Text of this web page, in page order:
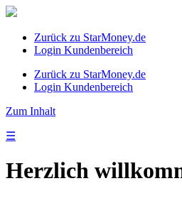
Zurück zu StarMoney.de
Login Kundenbereich
Zurück zu StarMoney.de
Login Kundenbereich
Zum Inhalt
☰
Herzlich